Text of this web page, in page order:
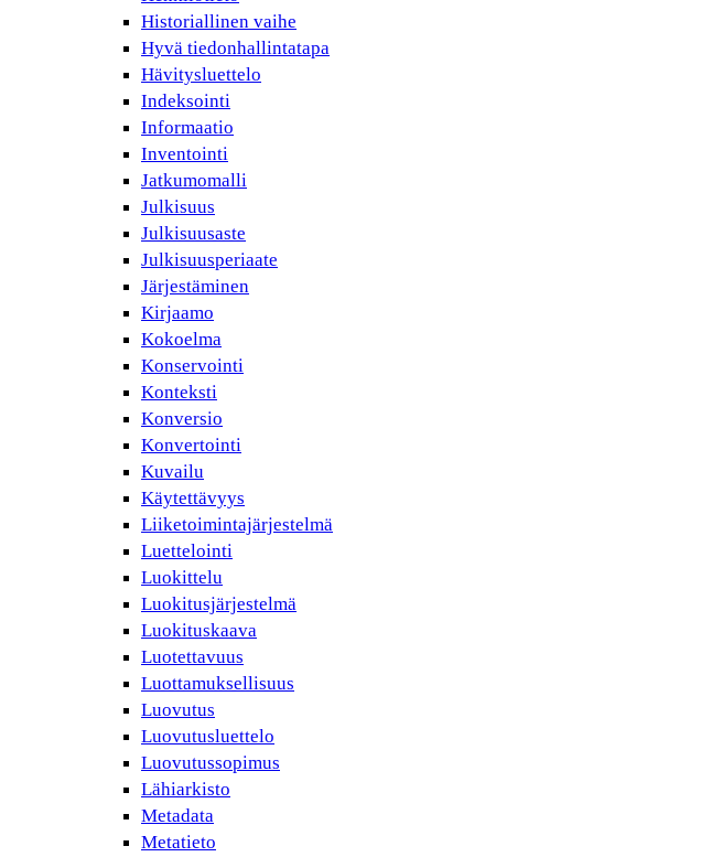
Historiallinen vaihe
Hyvä tiedonhallintatapa
Hävitysluettelo
Indeksointi
Informaatio
Inventointi
Jatkumomalli
Julkisuus
Julkisuusaste
Julkisuusperiaate
Järjestäminen
Kirjaamo
Kokoelma
Konservointi
Konteksti
Konversio
Konvertointi
Kuvailu
Käytettävyys
Liiketoimintajärjestelmä
Luettelointi
Luokittelu
Luokitusjärjestelmä
Luokituskaava
Luotettavuus
Luottamuksellisuus
Luovutus
Luovutusluettelo
Luovutussopimus
Lähiarkisto
Metadata
Metatieto